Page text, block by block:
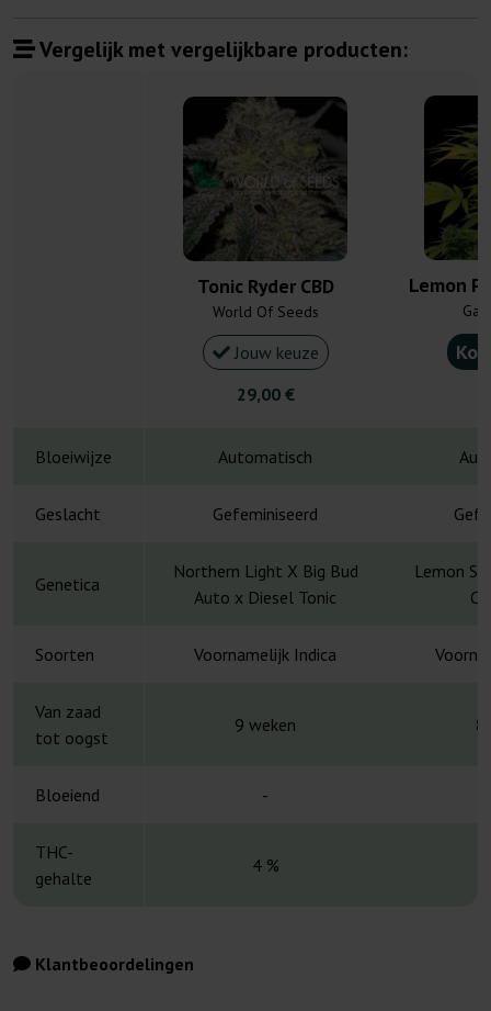
Vergelijk met vergelijkbare producten:
Tonic Ryder CBD
World Of Seeds
Jouw keuze
29,00 €
Lemon
Bloeiwijze Automatisch
Geslacht Gefeminiseerd
Genetica
Northern Light X Big Bud
Auto x Diesel Tonic
Lemon
Soorten Voornamelijk Indica
Van zaad
tot oogst
9 weken 8
Bloeiend -
THC-
gehalte
4 %
Klantbeoordelingen